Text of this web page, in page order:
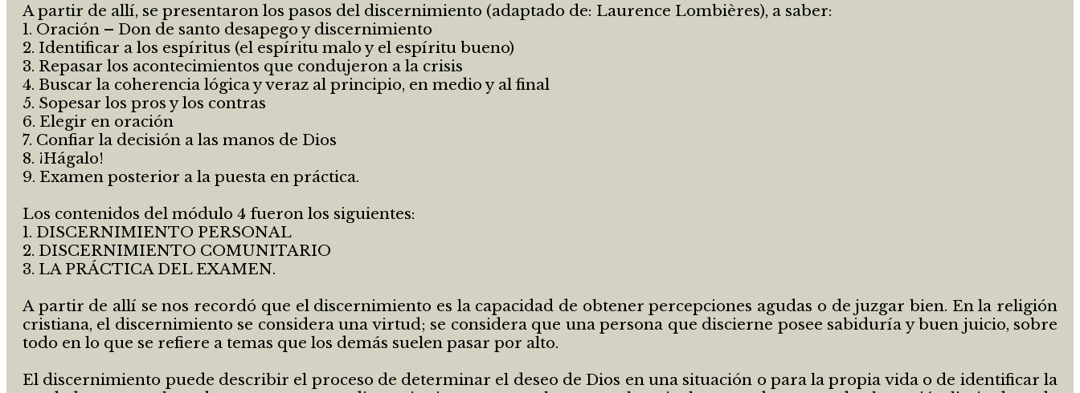
A partir de allí, se presentaron los pasos del discernimiento (adaptado de: Laurence Lombières), a saber:
1. Oración – Don de santo desapego y discernimiento
2. Identificar a los espíritus (el espíritu malo y el espíritu bueno)
3. Repasar los acontecimientos que condujeron a la crisis
4. Buscar la coherencia lógica y veraz al principio, en medio y al final
5. Sopesar los pros y los contras
6. Elegir en oración
7. Confiar la decisión a las manos de Dios
8. ¡Hágalo!
9. Examen posterior a la puesta en práctica.
Los contenidos del módulo 4 fueron los siguientes:
1. DISCERNIMIENTO PERSONAL
2. DISCERNIMIENTO COMUNITARIO
3. LA PRÁCTICA DEL EXAMEN.
A partir de allí se nos recordó que el discernimiento es la capacidad de obtener percepciones agudas o de juzgar bien. En la religión
cristiana, el discernimiento se considera una virtud; se considera que una persona que discierne posee sabiduría y buen juicio, sobre
todo en lo que se refiere a temas que los demás suelen pasar por alto.
El discernimiento puede describir el proceso de determinar el deseo de Dios en una situación o para la propia vida o de identificar la